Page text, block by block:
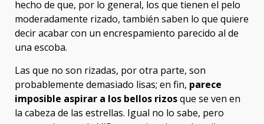
hecho de que, por lo general, los que tienen el pelo
moderadamente rizado, también saben lo que quiere
decir acabar con un encrespamiento parecido al de
una escoba.
Las que no son rizadas, por otra parte, son
probablemente demasiado lisas; en fin, parece
imposible aspirar a los bellos rizosque se ven en
la cabeza de las estrellas. Igual no lo sabe, pero